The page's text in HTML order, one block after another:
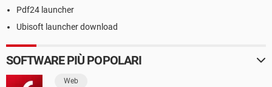
Pdf24 launcher
Ubisoft launcher download
SOFTWARE PIÙ POPOLARI
Web